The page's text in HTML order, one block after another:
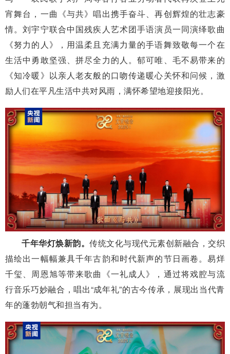
宵舞台，一曲《与共》唱出携手奋斗、再创辉煌的壮志豪
情。刘宇宁联合中国残疾人艺术团手语演员一同演绎歌曲
《努力的人》，用温柔且充满力量的手语舞致敬每一个在
生活中勇敢坚强、拼尽全力的人。郁可唯、毛不易带来的
《知冷暖》以亲人老友般的口吻传递暖心关怀和问候，激
励人们在平凡生活中共对风雨，满怀希望地迎接阳光。
千年华灯焕新韵。 传统文化与现代元素创新融合，交织
描绘出一幅幅兼具千年古韵和时代新声的节日画卷。易烊
千玺、周恩旭等带来歌曲《一礼成人》，通过将戏腔与流
行音乐巧妙融合，唱出“成年礼”的古今传承，展现出当代青
年的蓬勃朝气和担当有为。